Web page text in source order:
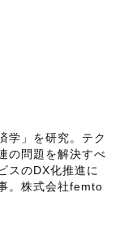
学」を研究。テク
の問題を解決すべ
スのDX化推進に
。株式会社femto